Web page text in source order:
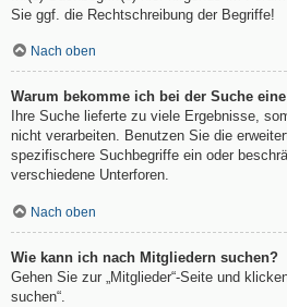
Sie ggf. die Rechtschreibung der Begriffe!
Nach oben
Warum bekomme ich bei der Suche
Ihre Suche lieferte zu viele Ergebnisse,
nicht verarbeiten. Benutzen Sie die
spezifischere Suchbegriffe ein oder
verschiedene Unterforen.
Nach oben
Wie kann ich nach Mitgliedern suchen?
Gehen Sie zur „Mitglieder“-Seite und
suchen“.